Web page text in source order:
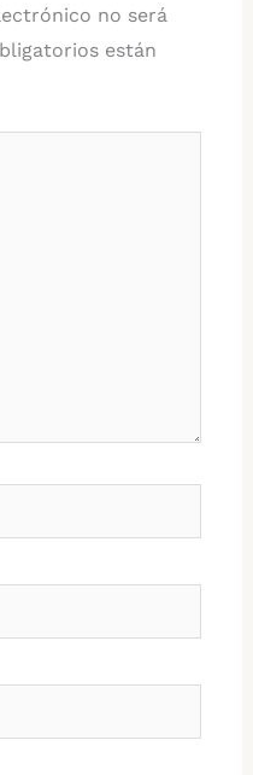
no será
están